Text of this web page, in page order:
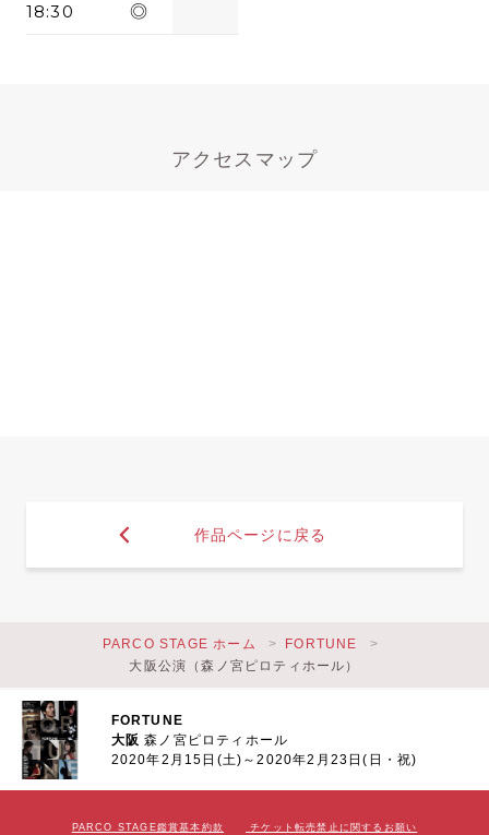
18:30 ◎
アクセスマップ
作品ページに戻る
FORTUNE
大阪森ノ宮ピロティホール
2020年2月15日(土)～2020年2月23日(日・祝)
PARCO STAGE ホーム
FORTUNE
大阪公演（森ノ宮ピロティホール）
PARCO STAGE鑑賞基本約款 チケット転売禁止に関するお願い